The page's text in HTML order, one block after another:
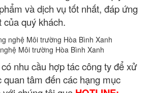
và dịch vụ tốt nhất, đáp ứng
của quý khách.
Môi trường Hòa Bình Xanh
nhu cầu hợp tác công ty để xử
quan tâm đến các hạng mục